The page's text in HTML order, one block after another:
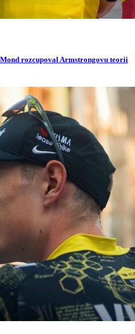
rozcupoval Armstrongovu teorii